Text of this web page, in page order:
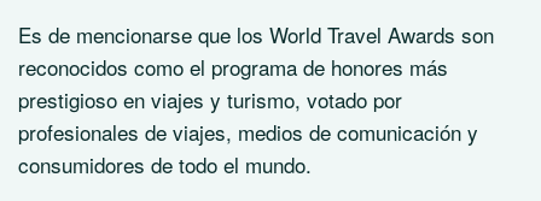
Es de mencionarse que los World Travel Awards son
reconocidos como el programa de honores más
prestigioso en viajes y turismo, votado por
profesionales de viajes, medios de comunicación y
consumidores de todo el mundo.